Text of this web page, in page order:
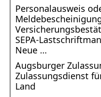
Personalausweis
SEPA-
Neue …
Augsburger
Zulassungsdienst
Land